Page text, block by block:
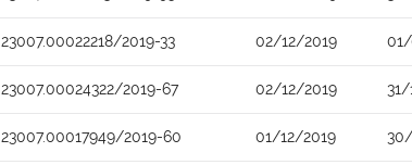
23007.00022218/2019-33 02/12/2019
23007.00024322/2019-67 02/12/2019 31/
23007.00017949/2019-60 01/12/2019